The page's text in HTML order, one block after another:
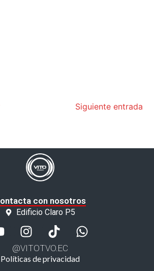
Siguiente entrada
con nosotros
Edificio Claro P5
@VITOTVO.EC
Políticas de privacidad